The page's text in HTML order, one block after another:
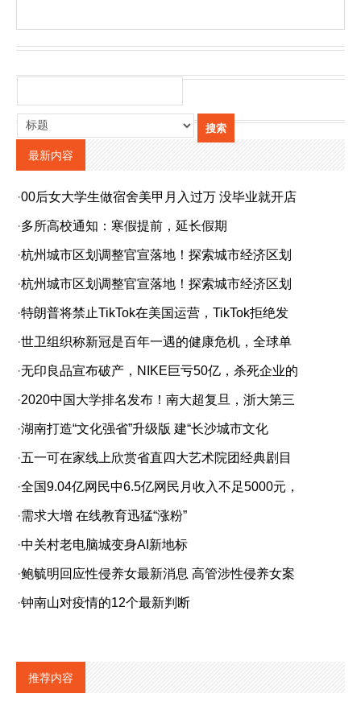
最新内容
·00后女大学生做宿舍美甲月入过万 没毕业就开店
·多所高校通知：寒假提前，延长假期
·杭州城市区划调整官宣落地！探索城市经济区划
·杭州城市区划调整官宣落地！探索城市经济区划
·特朗普将禁止TikTok在美国运营，TikTok拒绝发
·世卫组织称新冠是百年一遇的健康危机，全球单
·无印良品宣布破产，NIKE巨亏50亿，杀死企业的
·2020中国大学排名发布！南大超复旦，浙大第三
·湖南打造“文化强省”升级版 建“长沙城市文化
·五一可在家线上欣赏省直四大艺术院团经典剧目
·全国9.04亿网民中6.5亿网民月收入不足5000元，
·需求大增 在线教育迅猛“涨粉”
·中关村老电脑城变身AI新地标
·鲍毓明回应性侵养女最新消息 高管涉性侵养女案
·钟南山对疫情的12个最新判断
推荐内容